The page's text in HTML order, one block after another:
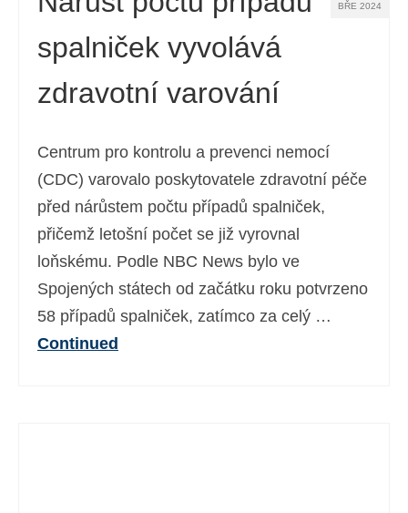
BŘE 2024
spalniček vyvolává
zdravotní varování
Centrum pro kontrolu a prevenci nemocí
(CDC) varovalo poskytovatele zdravotní péče
před nárůstem počtu případů spalniček,
přičemž letošní počet se již vyrovnal
loňskému. Podle NBC News bylo ve
Spojených státech od začátku roku potvrzeno
58 případů spalniček, zatímco za celý …
Continued